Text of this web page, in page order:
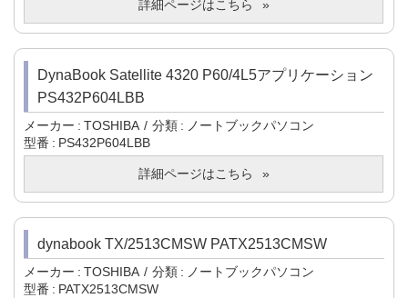
詳細ページはこちら
DynaBook Satellite 4320 P60/4L5アプリケーション
PS432P604LBB
メーカー TOSHIBA 分類
ノートブックパソコン
型番
PS432P604LBB
詳細ページはこちら
dynabook TX/2513CMSW PATX2513CMSW
メーカー TOSHIBA 分類
ノートブックパソコン
型番
PATX2513CMSW